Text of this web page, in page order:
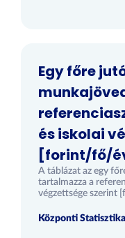
Egy főre
és iskolai
[forint/fő/
A táblázat az egy
tartalmazza a
végzettsége szerint
Központi